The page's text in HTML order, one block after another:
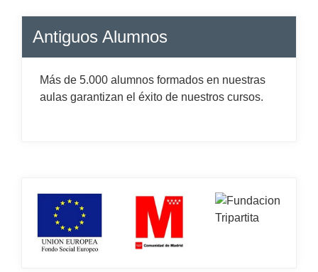
Antiguos Alumnos
Más de 5.000 alumnos formados en nuestras
aulas garantizan el éxito de nuestros cursos.